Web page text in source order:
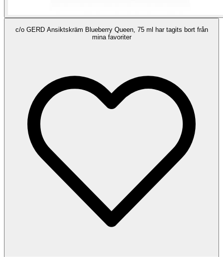
c/o GERD Ansiktskräm Blueberry Queen, 75 ml har tagits bort från
mina favoriter